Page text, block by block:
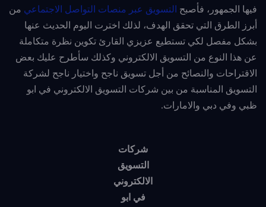
فيها الجمهور، فأصبح التسويق عبر منصات التواصل الاجتماعي من
أبرز الطرق التي تحقق الهدف، لذلك اخترت اليوم الحديث عنها
بشكل مفصل لكي تستطيع عزيزي القارئ تكوين نظرة متكاملة
عن هذا النوع من التسويق الالكتروني وكذلك سأطرح عليك بعض
الاقتراحات والنصائح من أجل تسويق ناجح واختيار ناجح لشركة
التسويق المناسبة من بين شركات التسويق الالكتروني في ابو
ظبي وفي دبي والامارات.
شركات
التسويق
الالكتروني
في ابو